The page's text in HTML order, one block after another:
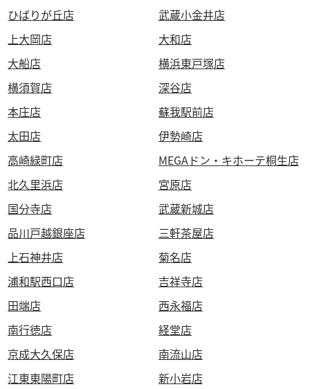
ひばりが丘店
武蔵小金井店
上大岡店
大和店
大船店
横浜東戸塚店
横須賀店
深谷店
本庄店
蘇我駅前店
太田店
伊勢崎店
高崎緑町店
MEGAドン・キホーテ桐生店
北久里浜店
宮原店
国分寺店
武蔵新城店
品川戸越銀座店
三軒茶屋店
上石神井店
菊名店
浦和駅西口店
吉祥寺店
田端店
西永福店
南行徳店
経堂店
京成大久保店
南流山店
江東東陽町店
新小岩店